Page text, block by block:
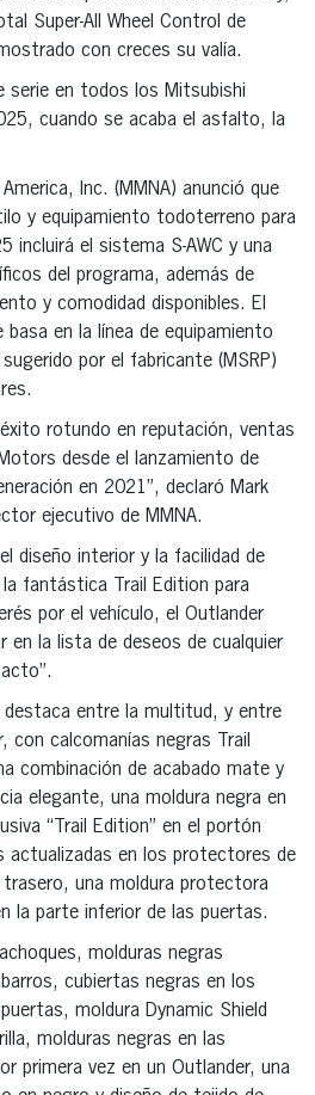
Super-All Wheel Control de
con creces su valía.
serie en todos los Mitsubishi
cuando se acaba el asfalto, la
Inc. (MMNA) anunció que
y equipamiento todoterreno para
incluirá el sistema S-AWC y una
del programa, además de
y comodidad disponibles. El
en la línea de equipamiento
por el fabricante (MSRP)
rotundo en reputación, ventas
desde el lanzamiento de
en 2021”, declaró Mark
ejecutivo de MMNA.
diseño interior y la facilidad de
fantástica Trail Edition para
por el vehículo, el Outlander
en la lista de deseos de cualquier
destaca entre la multitud, y entre
con calcomanías negras Trail
combinación de acabado mate y
elegante, una moldura negra en
“Trail Edition” en el portón
actualizadas en los protectores de
trasero, una moldura protectora
la parte inferior de las puertas.
molduras negras
cubiertas negras en los
moldura Dynamic Shield
molduras negras en las
primera vez en un Outlander, una